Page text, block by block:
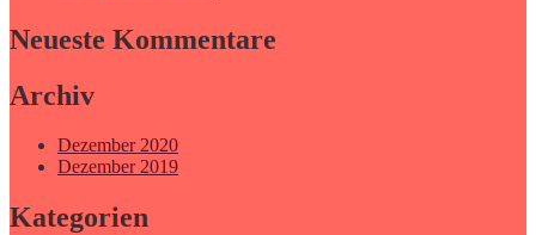
Neueste Kommentare
Archiv
Dezember 2020
Dezember 2019
Kategorien